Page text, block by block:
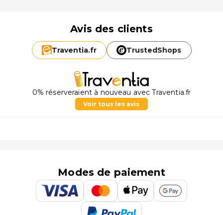
Avis des clients
Traventia.fr TrustedShops
0% réserveraient à nouveau avec Traventia.fr
Voir tous les avis
Modes de paiement